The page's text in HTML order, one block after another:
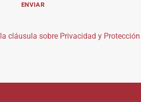
la cláusula sobre Privacidad y Protección